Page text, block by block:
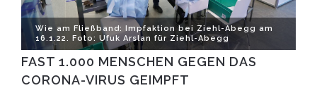
Wie am Fließband: Impfaktion bei Ziehl-Abegg am
16.1.22. Foto: Ufuk Arslan für Ziehl-Abegg
FAST 1.000 MENSCHEN GEGEN DAS
CORONA-VIRUS GEIMPFT